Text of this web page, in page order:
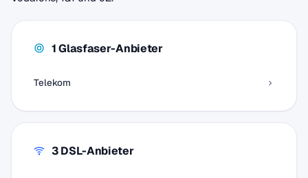
1 Glasfaser-Anbieter
Telekom
3 DSL-Anbieter